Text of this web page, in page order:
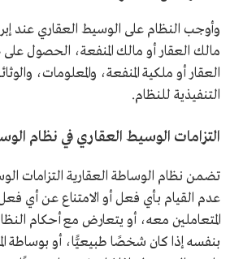
وأوجب النظام على الوسيط العقاري عند
مالك العقار أو مالك المنفعة، الحصول
العقار أو ملكية المنفعة، والمعلومات،
التنفيذية للنظام.
التزامات الوسيط العقاري في نظام
تضمن نظام الوساطة العقارية التزامات
عدم القيام بأي فعل أو الامتناع عن أي
المتعاملين معه، أو يتعارض مع أحكام
بنفسه إذا كان شخصًا طبيعيًّا، أو بوساطة